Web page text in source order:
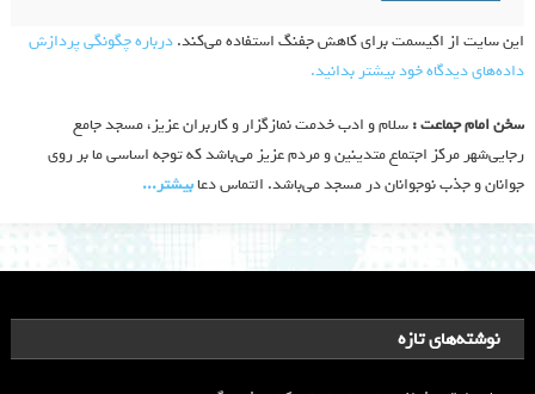
این سایت از اکیسمت برای کاهش جفنگ استفاده می‌کند.درباره چگونگی پردازش
داده‌های دیدگاه خود بیشتر بدانید.
سخن امام جماعت :سلام و ادب خدمت نمازگزار و کاربران عزیز، مسجد جامع
رجایی‌شهر مرکز اجتماع متدینین و مردم عزیز می‌باشد که توجه اساسی ما بر روی
جوانان و جذب نوجوانان در مسجد می‌باشد. التماس دعابیشتر‫...‬
نوشته‌های تازه